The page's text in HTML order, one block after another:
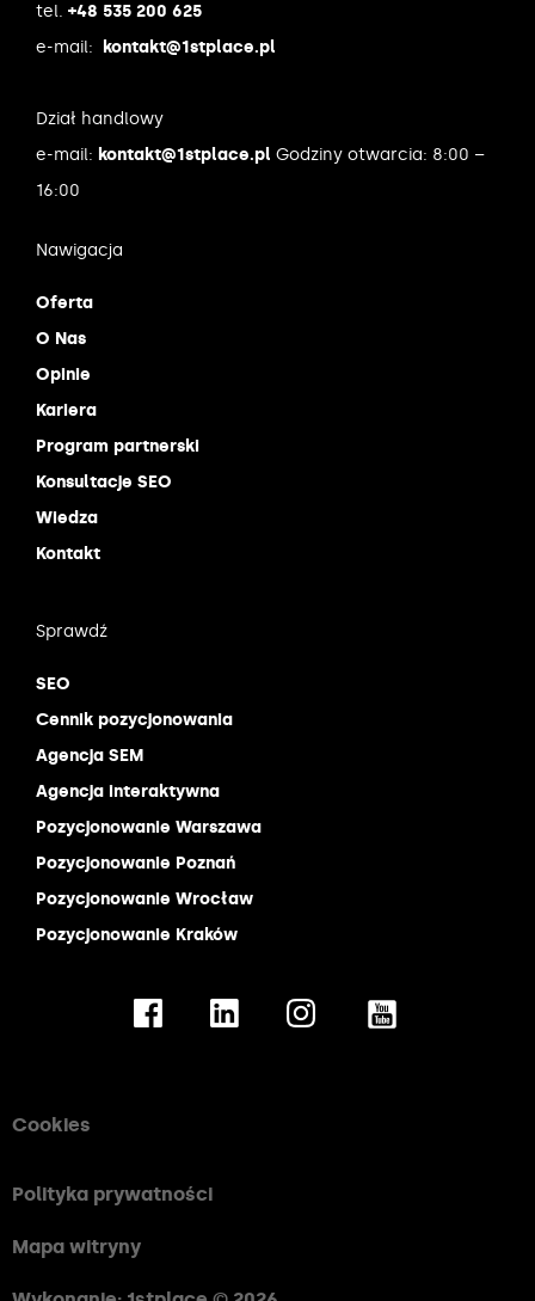
tel. +48 535 200 625
e-mail:
kontakt@1stplace.pl
Dział handlowy
e-mail: kontakt@1stplace.pl Godziny otwarcia: 8:00 –
16:00
Nawigacja
Oferta
O Nas
Opinie
Kariera
Program partnerski
Konsultacje SEO
Wiedza
Kontakt
Sprawdź
SEO
Cennik pozycjonowania
Agencja SEM
Agencja interaktywna
Pozycjonowanie Warszawa
Pozycjonowanie Poznań
Pozycjonowanie Wrocław
Pozycjonowanie Kraków
Cookies
Polityka prywatności
Mapa witryny